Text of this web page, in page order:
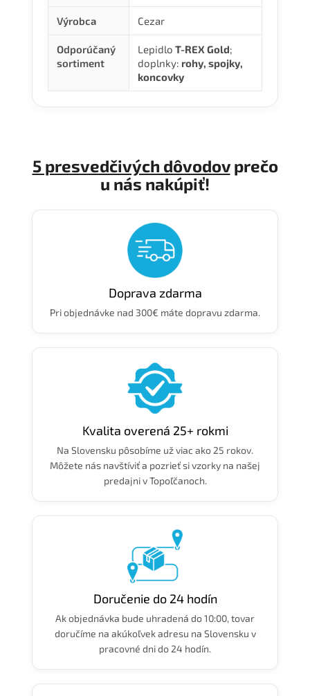
Výrobca Cezar
Odporúčaný
sortiment
Lepidlo T-REX Gold;
doplnky: rohy, spojky,
koncovky
5 presvedčivých dôvodovprečo
u nás nakúpiť!
Doprava zdarma
Pri objednávke nad 300€ máte dopravu zdarma.
Kvalita overená 25+ rokmi
Na Slovensku pôsobíme už viac ako 25 rokov.
Môžete nás navštíviť a pozrieť si vzorky na našej
predajni v Topoľčanoch.
Doručenie do 24 hodín
Ak objednávka bude uhradená do 10:00, tovar
doručíme na akúkoľvek adresu na Slovensku v
pracovné dni do 24 hodín.